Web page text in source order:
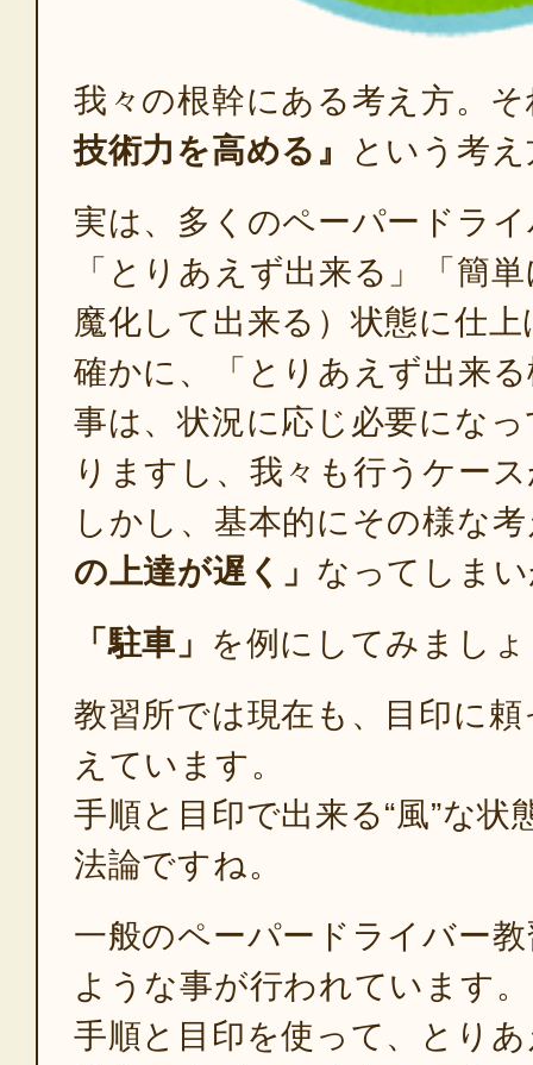
我々の根幹にある考え方。
技術力を高める』
という考
実は、多くのペーパードラ
「とりあえず出来る」「簡
魔化して出来る）状態に仕
確かに、「とりあえず出来
事は、状況に応じ必要にな
りますし、我々も行うケー
しかし、基本的にその様な
の上達が遅く」 なってしま
「駐車」
を例にしてみまし
教習所では現在も、目印に
えています。
手順と目印で出来る“風”な状
法論ですね。
一般のペーパードライバー
ような事が行われています。
手順と目印を使って、とり